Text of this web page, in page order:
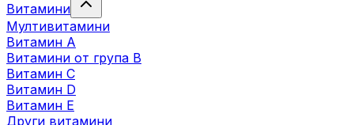
Витамини
Мултивитамини
Витамин А
Витамини от група B
Витамин C
Витамин D
Витамин E
Други витамини